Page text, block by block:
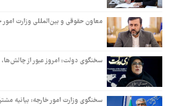
معاون حقوقی و بین‌المللی وزارت امور
سخنگوی دولت: امروز عبور از چالش‌ها،
سخنگوی وزارت امور خارجه: بیانیه